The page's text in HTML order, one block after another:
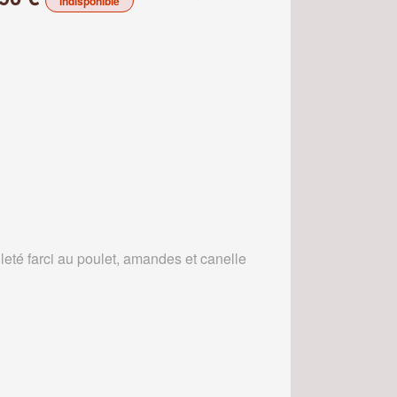
farci au poulet, amandes et canelle